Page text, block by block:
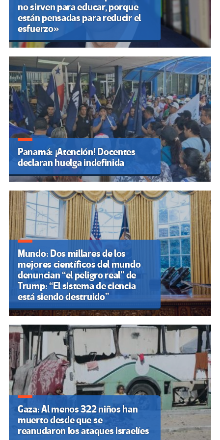
no sirven para educar, porque
están pensadas para reducir el
esfuerzo»
Panamá: ¡Atención! Docentes
declaran huelga indefinida
Mundo: Dos millares de los
mejores científicos del mundo
denuncian “el peligro real” de
Trump: “El sistema de ciencia
está siendo destruido”
Gaza: Al menos 322 niños han
muerto desde que se
reanudaron los ataques israelíes